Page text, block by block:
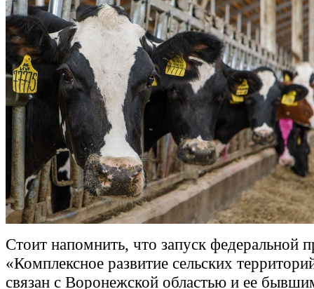
Стоит напомнить, что запуск федеральной
«Комплексное развитие сельских
связан с Воронежской областью и ее